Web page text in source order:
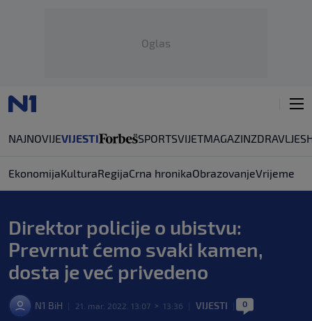
Oglas
NAJNOVIJEVIJESTI SPORTSVIJETMAGAZINZDRAVLJE
EkonomijaKulturaRegijaCrna hronikaObrazovanjeVrijeme
Direktor policije o ubistvu:
Prevrnut ćemo svaki kamen,
dosta je već privedeno
N1 BiH 21. mar. 2022. 13:07 > 13:36 VIJESTI 0